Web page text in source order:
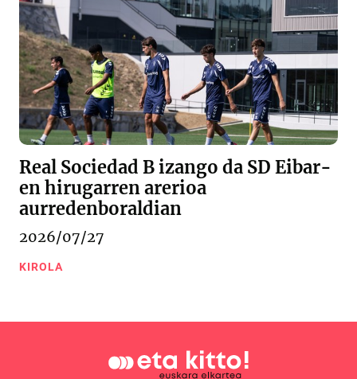
Real Sociedad B izango da SD Eibar-
en hirugarren arerioa
aurredenboraldian
2026/07/27
KIROLA